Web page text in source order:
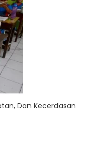
Dan Kecerdasan